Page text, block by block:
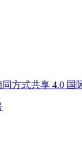
方式共享 4.0 国